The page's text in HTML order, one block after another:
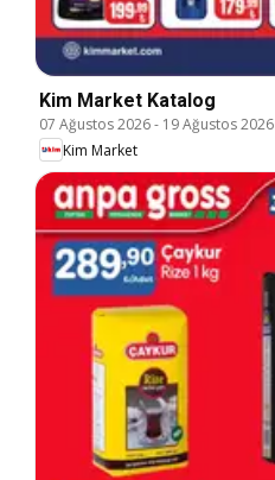
Kim Market Katalog
07 Ağustos 2026- 19 Ağustos 2026
Kim Market